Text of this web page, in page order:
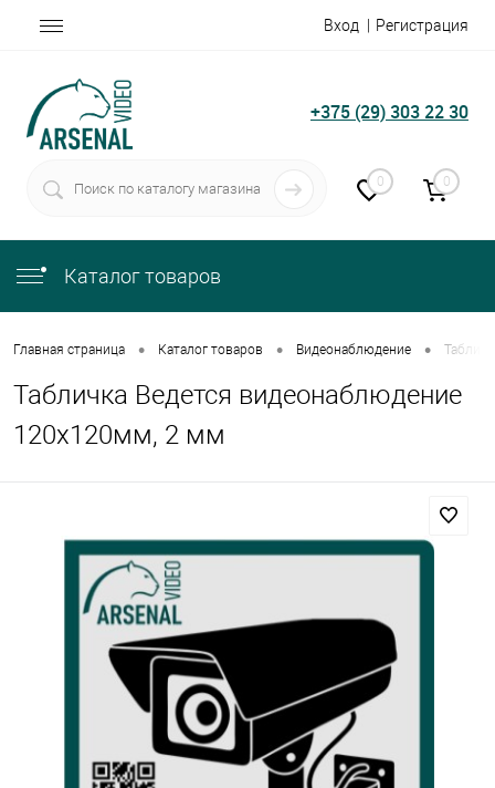
Вход Регистрация
+375 (29) 303 22 30
0 0
Каталог товаров
Главная страница • Каталог товаров • Видеонаблюдение •
Табличка Ведется видеонаблюдение
120х120мм, 2 мм